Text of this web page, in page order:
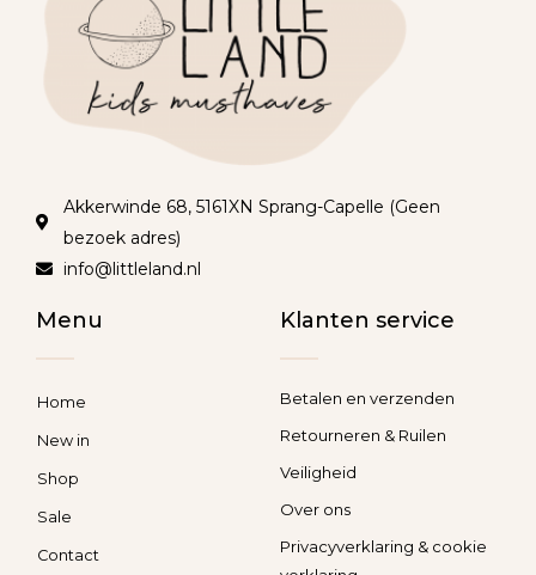
Akkerwinde 68, 5161XN Sprang-Capelle (Geen
bezoek adres)
info@littleland.nl
Menu
Home
New in
Shop
Sale
Contact
Klanten service
Betalen en verzenden
Retourneren & Ruilen
Veiligheid
Over ons
Privacyverklaring & cookie